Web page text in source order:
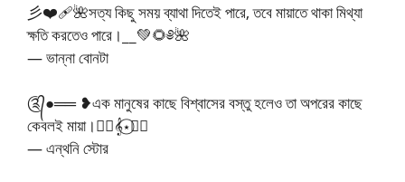
彡❤️‍🩹🌺সত্য কিছু সময় ব্যাথা দিতেই পারে, তবে মায়াতে থাকা মিথ্যা
ক্ষতি করতেও পারে।__💚🌻༅🌺
— ভান্না বোনটা
༊᭄●══ ❥এক মানুষের কাছে বিশ্বাসের বস্তু হলেও তা অপরের কাছে
কেবলই মায়া।🧚‍♂️𝄞⋆⃝🧚‍♀️
— এন্থনি স্টোর